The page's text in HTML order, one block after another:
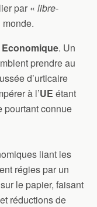
par « libre-
. Un
prendre au
d’urticaire
à l’UE étant
pourtant connue
liant les
régies par un
le papier, faisant
réductions de